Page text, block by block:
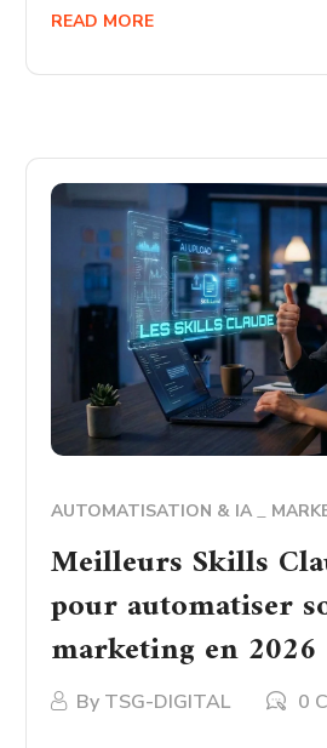
READ MORE
AUTOMATISATION & IA
Meilleurs Skills
pour automatiser
marketing en 2026
By TSG-DIGITAL 0